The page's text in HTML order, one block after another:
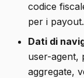
codice
per i payout.
Dati di
user-agent,
aggregate,